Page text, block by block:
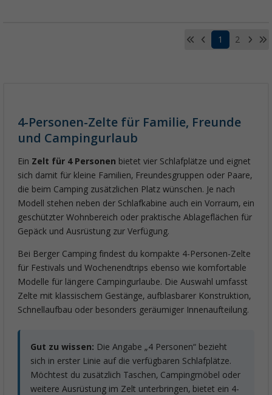
1 2
4-Personen-Zelte für Familie, Freunde
und Campingurlaub
Ein Zelt für 4 Personen bietet vier Schlafplätze und eignet
sich damit für kleine Familien, Freundesgruppen oder Paare,
die beim Camping zusätzlichen Platz wünschen. Je nach
Modell stehen neben der Schlafkabine auch ein Vorraum, ein
geschützter Wohnbereich oder praktische Ablageflächen für
Gepäck und Ausrüstung zur Verfügung.
Bei Berger Camping findest du kompakte 4-Personen-Zelte
für Festivals und Wochenendtrips ebenso wie komfortable
Modelle für längere Campingurlaube. Die Auswahl umfasst
Zelte mit klassischem Gestänge, aufblasbarer Konstruktion,
Schnellaufbau oder besonders geräumiger Innenaufteilung.
Gut zu wissen: Die Angabe „4 Personen“ bezieht
sich in erster Linie auf die verfügbaren Schlafplätze.
Möchtest du zusätzlich Taschen, Campingmöbel oder
weitere Ausrüstung im Zelt unterbringen, bietet ein 4-